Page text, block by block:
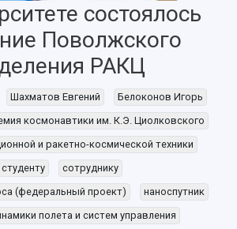
специалитет
и ведущие научные коллективы
советы
состоялось
Поволжского
РАКЦ
Шахматов Евгений
Белоконов Игорь
космонавтики им. К.Э. Циолковского
и ракетно-космической техники
студенту
сотруднику
(федеральный проект)
наноспутник
полета и систем управления